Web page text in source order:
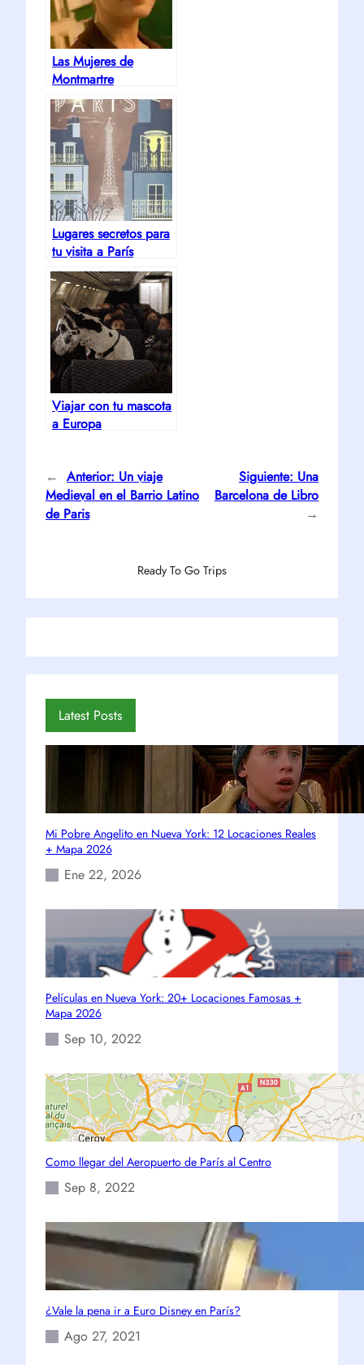
Las Mujeres de
Montmartre
Lugares secretos para
tu visita a París
Viajar con tu mascota
a Europa
← Anterior: Un viaje
Medieval en el Barrio Latino
de Paris
Siguiente: Una
Barcelona de Libro
→
Ready To Go Trips
Latest Posts
Mi Pobre Angelito en Nueva York: 12 Locaciones Reales
+ Mapa 2026
Ene 22, 2026
Películas en Nueva York: 20+ Locaciones Famosas +
Mapa 2026
Sep 10, 2022
Como llegar del Aeropuerto de París al Centro
Sep 8, 2022
¿Vale la pena ir a Euro Disney en París?
Ago 27, 2021